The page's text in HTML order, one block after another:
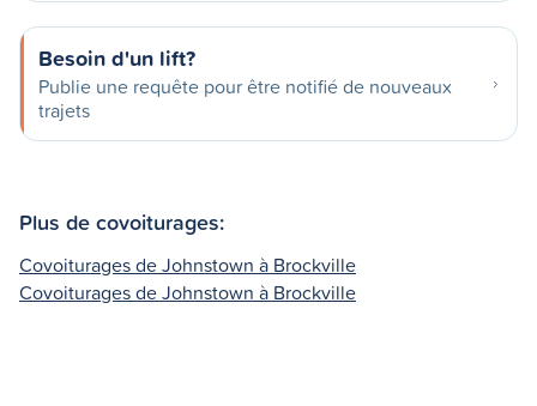
Besoin d'un lift?
Publie une requête pour être notifié de nouveaux
trajets
Plus de covoiturages:
Covoiturages de Johnstown à Brockville
Covoiturages de Johnstown à Brockville